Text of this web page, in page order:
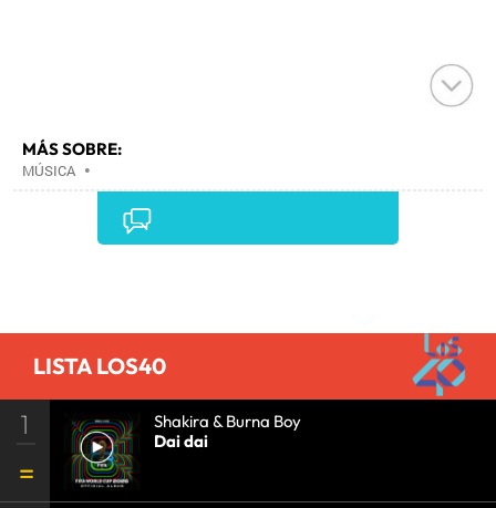
MÁS SOBRE:
MÚSICA •
LISTA LOS40
1
Shakira & Burna Boy
Dai dai